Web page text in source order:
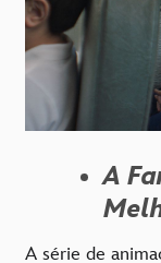
A
A série de